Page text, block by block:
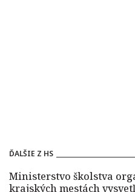
ĎALŠIE Z HS
Ministerstvo školstva
krajských mestách